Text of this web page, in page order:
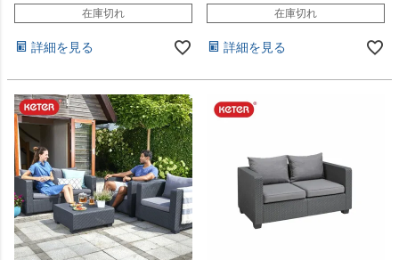
在庫切れ
詳細を見る
在庫切れ
詳細を見る